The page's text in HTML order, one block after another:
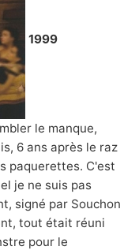
1999
le manque,
6 ans après le raz
paquerettes. C'est
je ne suis pas
signé par Souchon
tout était réuni
pour le